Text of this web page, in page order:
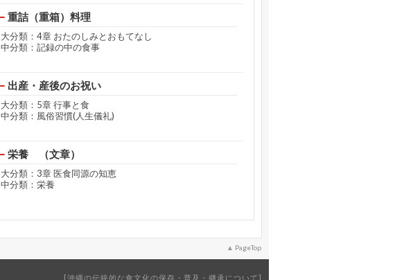
重詰（重箱）料理
大分類：4章 おたのしみとおもてなし
中分類：記録の中の食事
出産・産後のお祝い
大分類：5章 行事と食
中分類：風俗習慣(人生儀礼)
栄養 （文章）
大分類：3章 医食同源の知恵
中分類：栄養
PageTop
沖縄の伝統的な食文化の保存・普及・継承について